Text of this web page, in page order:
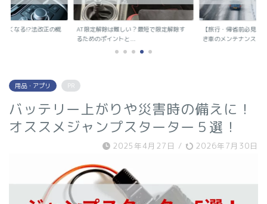
くなる!?法改正の概
AT限定解除は難しい？最短で限定解除す
るためのポイントと...
【旅行・帰省前必見】
き車のメンテナンス...
用品・アプリ PR
バッテリー上がりや災害時の備えに！
オススメジャンプスターター５選！
2025年4月27日 / 2026年7月30日